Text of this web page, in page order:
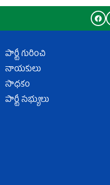
పార్టీ గురించి
నాయకులు
సాధకం
పార్టీ సభ్యులు